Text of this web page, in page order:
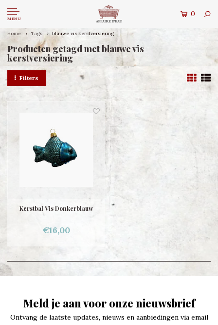
MENU
0
Home Tags blauwe vis kerstversiering
Producten getagd met blauwe vis
kerstversiering
Filters
Kerstbal Vis Donkerblauw
€16,00
Meld je aan voor onze nieuwsbrief
Ontvang de laatste updates, nieuws en aanbiedingen via email